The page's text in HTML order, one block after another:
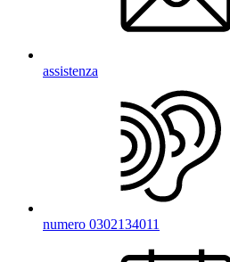
assistenza
numero 0302134011